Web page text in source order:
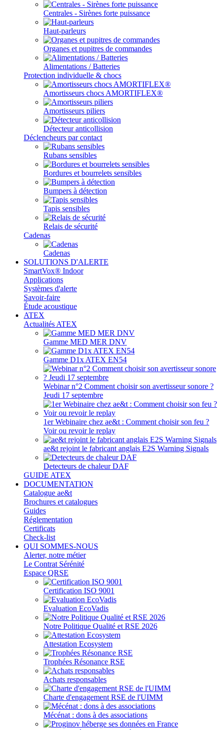
Centrales - Sirènes forte puissance
Haut-parleurs
Organes et pupitres de commandes
Alimentations / Batteries
Protection individuelle & chocs
Amortisseurs chocs AMORTIFLEX®
Amortisseurs piliers
Détecteur anticollision
Déclencheurs par contact
Rubans sensibles
Bordures et bourrelets sensibles
Bumpers à détection
Tapis sensibles
Relais de sécurité
Cadenas
Cadenas
SOLUTIONS D'ALERTE
SmartVox® Indoor
Applications
Systèmes d'alerte
Savoir-faire
Étude acoustique
ATEX
Actualités ATEX
Gamme MED MER DNV
Gamme D1x ATEX EN54
Webinar n°2 Comment choisir son avertisseur sonore ?
Jeudi 17 septembre
1er Webinaire chez ae&t : Comment choisir son feu ?
Voir ou revoir le replay
ae&t rejoint le fabricant anglais E2S Warning Signals
Detecteurs de chaleur DAF
GUIDE ATEX
DOCUMENTATION
Catalogue ae&t
Brochures et catalogues
Guides
Réglementation
Certificats
Check-list
QUI SOMMES-NOUS
Alerter, notre métier
Le Contrat Sérénité
Espace QRSE
Certification ISO 9001
Evaluation EcoVadis
Notre Politique Qualité et RSE 2026
Attestation Ecosystem
Trophées Résonance RSE
Achats responsables
Charte d'engagement RSE de l'UIMM
Mécénat : dons à des associations